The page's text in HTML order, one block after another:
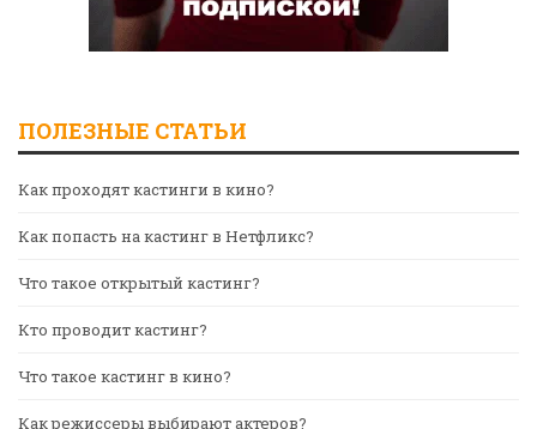
ПОЛЕЗНЫЕ СТАТЬИ
Как проходят кастинги в кино?
Как попасть на кастинг в Нетфликс?
Что такое открытый кастинг?
Кто проводит кастинг?
Что такое кастинг в кино?
Как режиссеры выбирают актеров?